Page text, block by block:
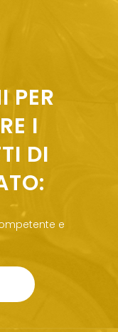
PER
I
DI
e